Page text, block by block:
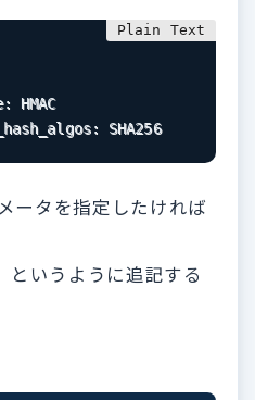
SHA256
ータを指定したければ
いうように追記する